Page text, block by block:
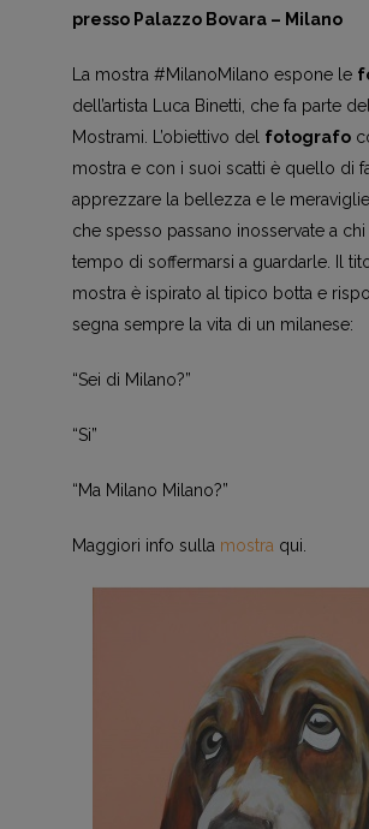
presso Palazzo Bovara – Milano
La mostra #MilanoMilano espone le
dell’artista Luca Binetti, che fa parte
Mostrami. L’obiettivo del fotografo
mostra e con i suoi scatti è quello di
apprezzare la bellezza e le
che spesso passano inosservate a
tempo di soffermarsi a guardarle. Il
mostra è ispirato al tipico botta e
segna sempre la vita di un milanese:
“Sei di Milano?”
“Si”
“Ma Milano Milano?”
Maggiori info sulla mostraqui.